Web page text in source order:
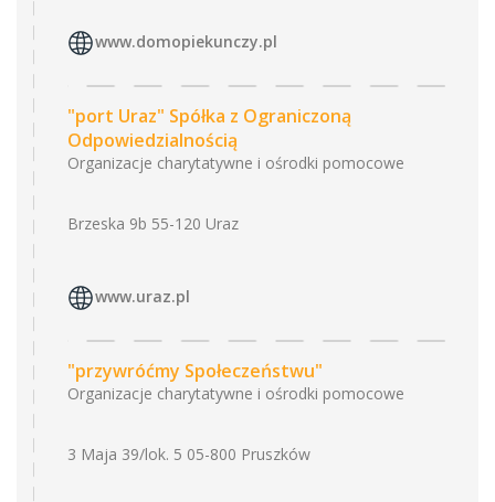
www.domopiekunczy.pl
"port Uraz" Spółka z Ograniczoną
Odpowiedzialnością
Organizacje charytatywne i ośrodki pomocowe
Brzeska 9b 55-120 Uraz
www.uraz.pl
"przywróćmy Społeczeństwu"
Organizacje charytatywne i ośrodki pomocowe
3 Maja 39/lok. 5 05-800 Pruszków